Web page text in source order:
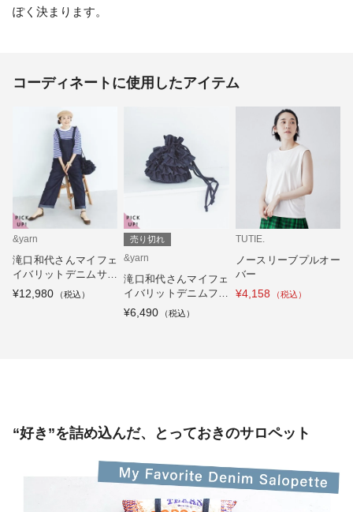
ぽく決まります。
コーディネートに使用したアイテム
&yarn
滝口和代さんマイフェ
イバリットデニムサロ
ペット
¥12,980
売り切れ
&yarn
滝口和代さんマイフェ
イバリットデニムフリ
ルバッグ
¥6,490
TUTIE.
ノースリーブプルオー
バー
¥4,158
“好き”を詰め込んだ、とっておきのサロペット